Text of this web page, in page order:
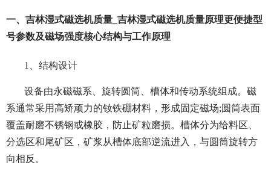
一、吉林湿式磁选机质量_吉林湿式磁选机质量原理更便捷型
号参数及磁场强度核心结构与工作原理
1、结构设计
设备由永磁磁系、旋转圆筒、槽体和传动系统组成。磁
系通常采用高矫顽力的钕铁硼材料，形成固定磁场;圆筒表面
覆盖耐磨不锈钢或橡胶，防止矿粒磨损。槽体分为给料区、
分选区和尾矿区，矿浆从槽体底部逆流进入，与圆筒旋转方
向相反。